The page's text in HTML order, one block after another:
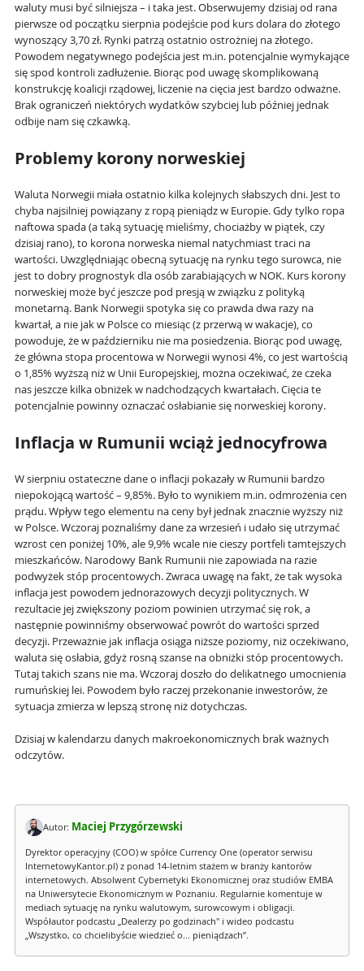
waluty musi być silniejsza – i taka jest. Obserwujemy dzisiaj od rana
pierwsze od początku sierpnia podejście pod kurs dolara do złotego
wynoszący 3,70 zł. Rynki patrzą ostatnio ostrożniej na złotego.
Powodem negatywnego podejścia jest m.in. potencjalnie wymykające
się spod kontroli zadłużenie. Biorąc pod uwagę skomplikowaną
konstrukcję koalicji rządowej, liczenie na cięcia jest bardzo odważne.
Brak ograniczeń niektórych wydatków szybciej lub później jednak
odbije nam się czkawką.
Problemy korony norweskiej
Waluta Norwegii miała ostatnio kilka kolejnych słabszych dni. Jest to
chyba najsilniej powiązany z ropą pieniądz w Europie. Gdy tylko ropa
naftowa spada (a taką sytuację mieliśmy, chociażby w piątek, czy
dzisiaj rano), to korona norweska niemal natychmiast traci na
wartości. Uwzględniając obecną sytuację na rynku tego surowca, nie
jest to dobry prognostyk dla osób zarabiających w NOK. Kurs korony
norweskiej może być jeszcze pod presją w związku z polityką
monetarną. Bank Norwegii spotyka się co prawda dwa razy na
kwartał, a nie jak w Polsce co miesiąc (z przerwą w wakacje), co
powoduje, że w październiku nie ma posiedzenia. Biorąc pod uwagę,
że główna stopa procentowa w Norwegii wynosi 4%, co jest wartością
o 1,85% wyższą niż w Unii Europejskiej, można oczekiwać, że czeka
nas jeszcze kilka obniżek w nadchodzących kwartałach. Cięcia te
potencjalnie powinny oznaczać osłabianie się norweskiej korony.
Inflacja w Rumunii wciąż jednocyfrowa
W sierpniu ostateczne dane o inflacji pokazały w Rumunii bardzo
niepokojącą wartość – 9,85%. Było to wynikiem m.in. odmrożenia cen
prądu. Wpływ tego elementu na ceny był jednak znacznie wyższy niż
w Polsce. Wczoraj poznaliśmy dane za wrzesień i udało się utrzymać
wzrost cen poniżej 10%, ale 9,9% wcale nie cieszy portfeli tamtejszych
mieszkańców. Narodowy Bank Rumunii nie zapowiada na razie
podwyżek stóp procentowych. Zwraca uwagę na fakt, że tak wysoka
inflacja jest powodem jednorazowych decyzji politycznych. W
rezultacie jej zwiększony poziom powinien utrzymać się rok, a
następnie powinniśmy obserwować powrót do wartości sprzed
decyzji. Przeważnie jak inflacja osiąga niższe poziomy, niż oczekiwano,
waluta się osłabia, gdyż rosną szanse na obniżki stóp procentowych.
Tutaj takich szans nie ma. Wczoraj doszło do delikatnego umocnienia
rumuńskiej lei. Powodem było raczej przekonanie inwestorów, że
sytuacja zmierza w lepszą stronę niż dotychczas.
Dzisiaj w kalendarzu danych makroekonomicznych brak ważnych
odczytów.
Autor: Maciej Przygórzewski
Dyrektor operacyjny (COO) w spółce Currency One (operator serwisu
InternetowyKantor.pl) z ponad 14-letnim stażem w branży kantorów
internetowych. Absolwent Cybernetyki Ekonomicznej oraz studiów EMBA
na Uniwersytecie Ekonomicznym w Poznaniu. Regularnie komentuje w
mediach sytuację na rynku walutowym, surowcowym i obligacji.
Współautor podcastu „Dealerzy po godzinach" i wideo podcastu
„Wszystko, co chcielibyście wiedzieć o... pieniądzach”.